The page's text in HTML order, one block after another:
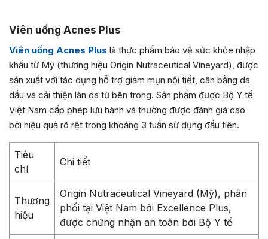
Viên uống Acnes Plus
Viên uống Acnes Plus là thực phẩm bảo vệ sức khỏe nhập
khẩu từ Mỹ (thương hiệu Origin Nutraceutical Vineyard), được
sản xuất với tác dụng hỗ trợ giảm mụn nội tiết, cân bằng da
dầu và cải thiện làn da từ bên trong. Sản phẩm được Bộ Y tế
Việt Nam cấp phép lưu hành và thường được đánh giá cao
bởi hiệu quả rõ rệt trong khoảng 3 tuần sử dụng đầu tiên.
Tiêu
chí
Chi tiết
Thương
hiệu
Origin Nutraceutical Vineyard (Mỹ), phân
phối tại Việt Nam bởi Excellence Plus,
được chứng nhận an toàn bởi Bộ Y tế